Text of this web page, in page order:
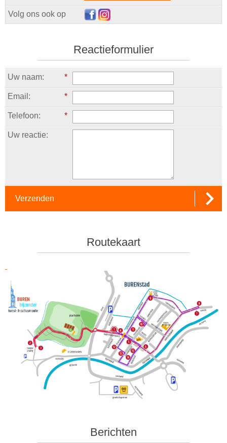
Volg ons ook op
Reactieformulier
Uw naam: *
Email: *
Telefoon: *
Uw reactie:
Verzenden
Routekaart
Berichten